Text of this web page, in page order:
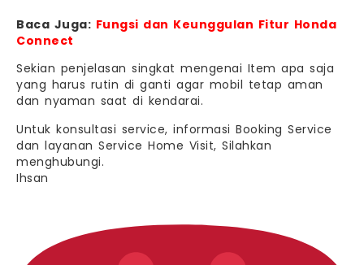
Baca Juga: Fungsi dan Keunggulan Fitur Honda
Connect
Sekian penjelasan singkat mengenai Item apa saja
yang harus rutin di ganti agar mobil tetap aman
dan nyaman saat di kendarai.
Untuk konsultasi service, informasi Booking Service
dan layanan Service Home Visit, Silahkan
menghubungi.
Ihsan